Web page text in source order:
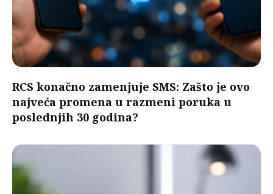
RCS konačno zamenjuje SMS: Zašto je ovo
najveća promena u razmeni poruka u
poslednjih 30 godina?